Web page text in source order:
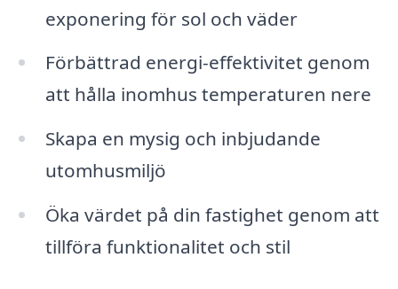
exponering för sol och väder
Förbättrad energi-effektivitet genom
att hålla inomhus temperaturen nere
Skapa en mysig och inbjudande
utomhusmiljö
Öka värdet på din fastighet genom att
tillföra funktionalitet och stil